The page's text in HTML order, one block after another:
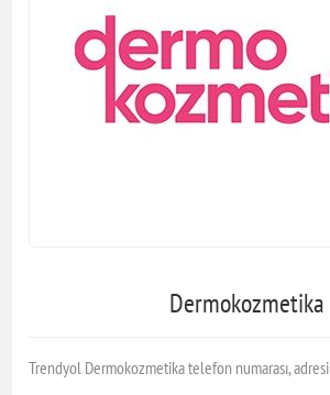
Dermokozmetika
Trendyol Dermokozmetika telefon numarası, adresi